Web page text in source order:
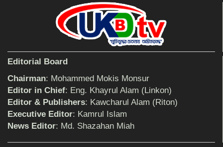
আহলে সুন্নাত এর কার্যক্রম বাস্তবায়নের আহ্বান
বিমানের সিলেট-ম্যানচেস্টার সরাসরি ফ্লাইট চালু হচ্ছে
সোমবার
Editorial Board
Chairman: Mohammed Mokis Monsur
Editor in Chief: Eng. Khayrul Alam (Linkon)
Editor & Publishers: Kawcharul Alam (Riton)
Executive Editor: Kamrul Islam
News Editor: Md. Shazahan Miah